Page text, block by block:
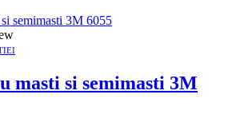
masti si semimasti 3M